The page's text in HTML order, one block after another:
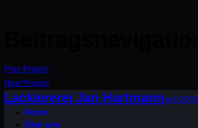
Prev Project
Next Project
Lackiererei Jan Hartmannseit
Home
Über uns